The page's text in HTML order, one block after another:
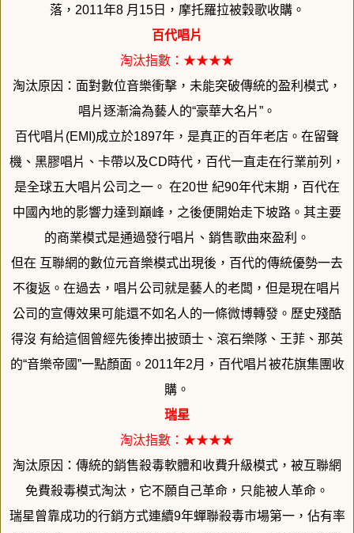
落，2011年8 月15日 ，摩托羅拉被穀歌收購。
百代唱片
淘汰指數：★★★★
淘汰原因：面對數位音樂衝擊，未能突破傳統的盈利模式，
唱片逐漸淪為藝人的“豪華大名片”。
百代唱片(EMI)成立於1897年，是真正的百年老店。 在留聲
機、黑膠唱片、卡帶以及CD時代，百代一直走在行業前列，
是全球五大唱片公司之一。 在20世 紀90年代末期，百代在
中國內地的影響力達到巔峰， 之後便開始走下坡路。其主要
的商業模式是通過發行唱片、 銷售歌曲來盈利。
但在 互聯網的數位元音樂模式出現後，百代的傳統優勢一去
不復返。 在過去，唱片公司就是藝人的老闆， 但是現在唱片
公司的宣傳效果可能還不如名人的一條微博轉發。 歷史殘酷
得沒 有給這個曾經先後捧出披頭士、滾石樂隊、王菲、那英
的“音樂帝國”一點顏面。2011年2月，百代唱片被花旗集團收
購。
瑞星
淘汰指數：★★★★
淘汰原因：傳統的銷售殺毒軟體和收費升級模式， 被互聯網
免費殺毒模式淘汰，它不願自己革命，只能被人革命。
瑞星曾靠成功的行銷方式連續9年蟬聯殺毒市場第一，佔有率